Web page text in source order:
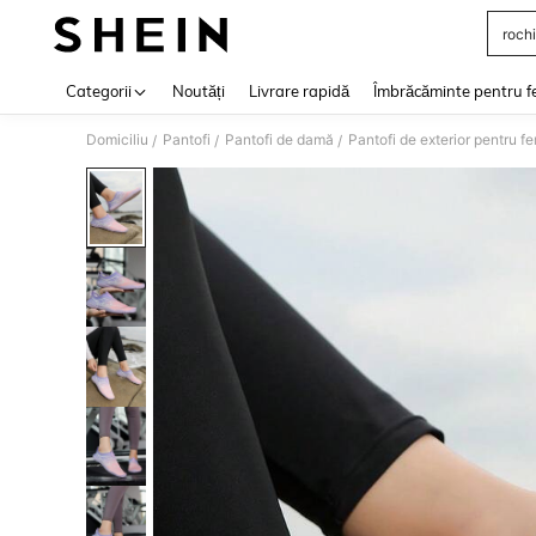
Categorii Noutăți Livrare rapidă Îmbrăcăminte pentru
Domiciliu / Pantofi / Pantofi de damă / Pantofi de exterior pentru